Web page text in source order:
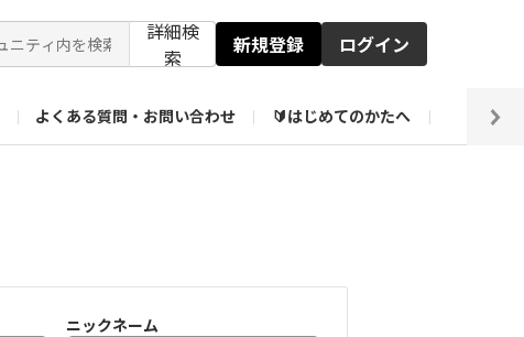
詳細検
索
新規登録 ログイン
よくある質問・お問い合わせ 🔰はじめてのかたへ 編集
ニックネーム